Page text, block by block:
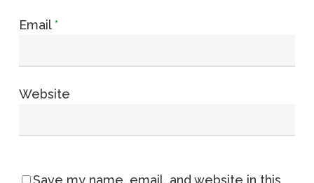
Email*
Website
Save my name, email, and website in this